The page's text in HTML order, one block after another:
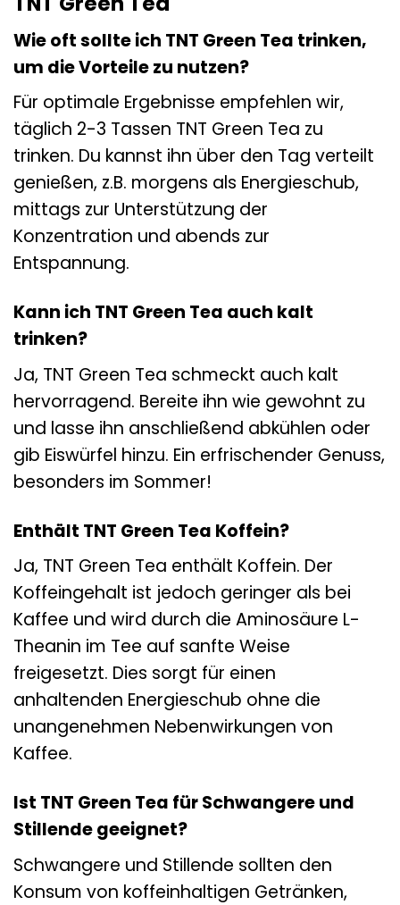
Wie oft sollte ich TNT Green Tea trinken,
um die Vorteile zu nutzen?
Für optimale Ergebnisse empfehlen wir,
täglich 2-3 Tassen TNT Green Tea zu
trinken. Du kannst ihn über den Tag verteilt
genießen, z.B. morgens als Energieschub,
mittags zur Unterstützung der
Konzentration und abends zur
Entspannung.
Kann ich TNT Green Tea auch kalt
trinken?
Ja, TNT Green Tea schmeckt auch kalt
hervorragend. Bereite ihn wie gewohnt zu
und lasse ihn anschließend abkühlen oder
gib Eiswürfel hinzu. Ein erfrischender Genuss,
besonders im Sommer!
Enthält TNT Green Tea Koffein?
Ja, TNT Green Tea enthält Koffein. Der
Koffeingehalt ist jedoch geringer als bei
Kaffee und wird durch die Aminosäure L-
Theanin im Tee auf sanfte Weise
freigesetzt. Dies sorgt für einen
anhaltenden Energieschub ohne die
unangenehmen Nebenwirkungen von
Kaffee.
Ist TNT Green Tea für Schwangere und
Stillende geeignet?
Schwangere und Stillende sollten den
Konsum von koffeinhaltigen Getränken,